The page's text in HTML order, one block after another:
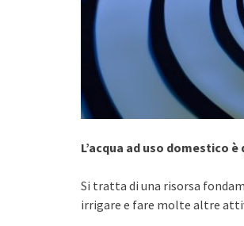
L’acqua ad uso domestico
Si tratta di una risorsa
irrigare e fare molte altre